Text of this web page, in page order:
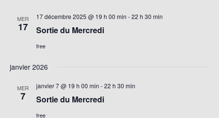
MER
17
17 décembre 2025 @ 19 h 00 min -22 h 30 min
Sortie du Mercredi
free
janvier 2026
MER
7
janvier 7 @ 19 h 00 min -22 h 30 min
Sortie du Mercredi
free